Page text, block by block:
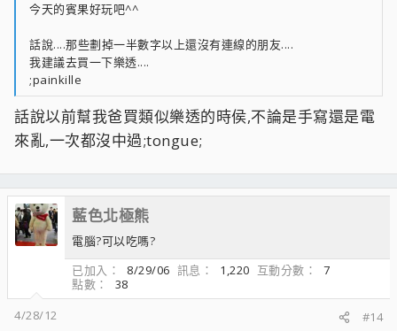
今天的賓果好玩吧^^
話說....那些劃掉一半數字以上還沒有連線的朋友....
我建議去買一下樂透....
;painkille
話說以前幫我爸買類似樂透的時侯,不論是手寫還是電
來亂,一次都沒中過;tongue;
藍色北極熊
電腦?可以吃嗎?
已加入
8/29/06 訊息 1,220 互動分數
7
點數
38
4/28/12
#14